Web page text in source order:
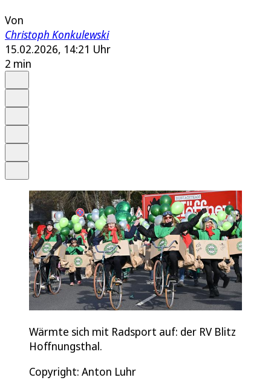
Von
Christoph Konkulewski
15.02.2026, 14:21 Uhr
2 min
Wärmte sich mit Radsport auf: der RV Blitz
Hoffnungsthal.
Copyright: Anton Luhr